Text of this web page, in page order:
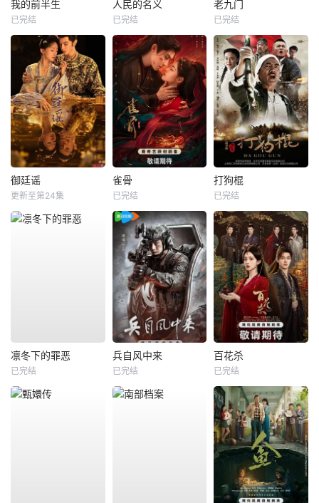
我的前半生
已完结
人民的名义
已完结
老九门
已完结
御廷谣
更新至第24集
雀骨
已完结
打狗棍
已完结
凛冬下的罪恶
已完结
兵自风中来
已完结
百花杀
已完结